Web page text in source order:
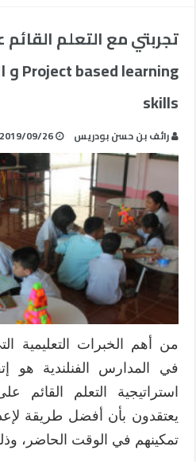
تجربتي مع التعلم
skills
رائف بن حسن بودريس 2019/09/26
من أهم الخبرات التعليمية
في المدارس الفنلندية هو
يعتقدون بأن أفضل طريقة
تمكينهم في الوقت الحاضر،